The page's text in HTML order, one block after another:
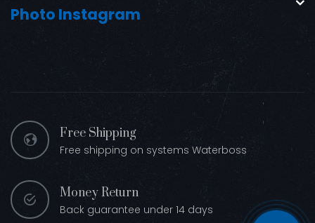
Photo Instagram
Free Shipping
Free shipping on systems Waterboss
Money Return
Back guarantee under 14 days